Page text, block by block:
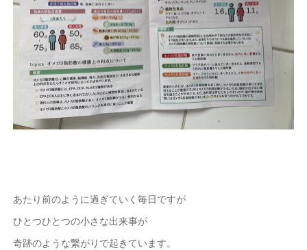
あたり前のように過ぎていく毎日ですが
ひとつひとつの小さな出来事が
奇跡のような繋がりで起きています。